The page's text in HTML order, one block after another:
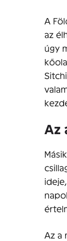
A
az
úgy
Az
Az a